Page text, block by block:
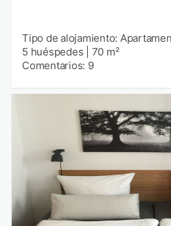
Tipo de alojamiento:
5 huéspedes
70 m²
Comentarios: 9